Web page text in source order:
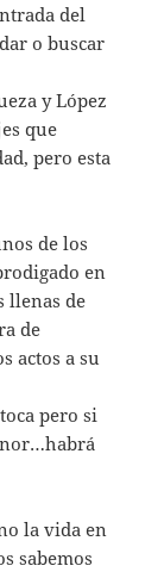
del
o buscar
y López
que
pero esta
de los
en
llenas de
de
actos a su
pero si
la vida en
sabemos